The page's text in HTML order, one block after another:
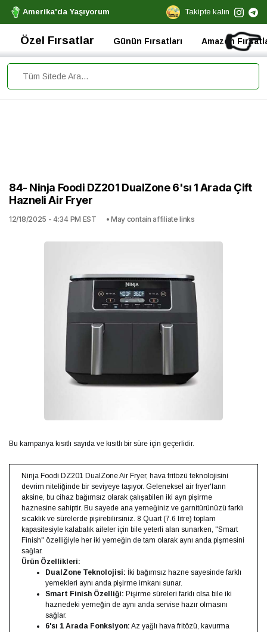
Amerika'da Yaşıyorum Takipte kalın
👉
Özel Fırsatlar Günün Fırsatları Amazon
84- Ninja Foodi DZ201 DualZone 6'sı 1 Arada Çift
Hazneli Air Fryer
12/18/2025 - 4:34 PM EST • May contain affiliate links
Bu kampanya kısıtlı sayıda ve kısıtlı bir süre için geçerlidir.
Ninja Foodi DZ201 DualZone Air Fryer, hava fritözü teknolojisini
devrim niteliğinde bir seviyeye taşıyor. Geleneksel air fryer'ların
aksine, bu cihaz bağımsız olarak çalışabilen iki ayrı pişirme
haznesine sahiptir. Bu sayede ana yemeğiniz ve garnitürünüzü farklı
sıcaklık ve sürelerde pişirebilirsiniz. 8 Quart (7.6 litre) toplam
kapasitesiyle kalabalık aileler için bile yeterli alan sunarken, "Smart
Finish" özelliğiyle her iki yemeğin de tam olarak aynı anda pişmesini
sağlar.
Ürün Özellikleri:
DualZone Teknolojisi: İki bağımsız hazne sayesinde farklı
yemekleri aynı anda pişirme imkanı sunar.
Smart Finish Özelliği: Pişirme süreleri farklı olsa bile iki
haznedeki yemeğin de aynı anda servise hazır olmasını
sağlar.
6'sı 1 Arada Fonksiyon: Az yağlı hava fritözü, kavurma